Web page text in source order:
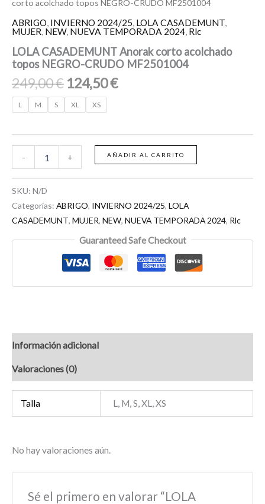
corto acolchado topos NEGRO-CRUDO MF2501004
ABRIGO, INVIERNO 2024/25, LOLA CASADEMUNT,
MUJER, NEW, NUEVA TEMPORADA 2024, Rlc
LOLA CASADEMUNT Anorak corto acolchado
topos NEGRO-CRUDO MF2501004
249,00€ 124,50€
L M S XL XS
- + AÑADIR AL CARRITO
SKU: N/D
Categorías: ABRIGO, INVIERNO 2024/25, LOLA
CASADEMUNT, MUJER, NEW, NUEVA TEMPORADA 2024, Rlc
Guaranteed Safe Checkout
Información adicional
Valoraciones (0)
Talla L, M, S, XL, XS
No hay valoraciones aún.
Sé el primero en valorar “LOLA